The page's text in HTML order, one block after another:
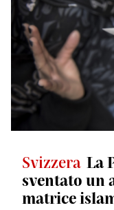
Svizzera La
sventato un
matrice